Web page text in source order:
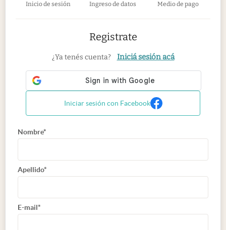
Inicio de sesión Ingreso de datos Medio de pago
Registrate
¿Ya tenés cuenta? Iniciá sesión acá
Iniciar sesión con Facebook
Nombre*
Apellido*
E-mail*